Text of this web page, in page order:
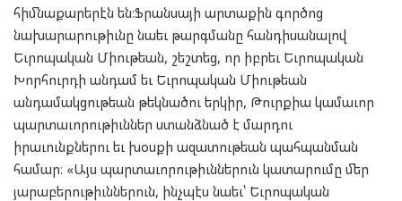
հիմնաքարերէն են։Ֆրանսայի արտաքին գործոց
նախարարութիւնը նաեւ թարգմանը հանդիսանալով
Եւրոպական Միութեան, շեշտեց, որ իբրեւ Եւրոպական
Խորհուրդի անդամ եւ Եւրոպական Միութեան
անդամակցութեան թեկնածու երկիր, Թուրքիա կամաւոր
պարտաւորութիւններ ստանձնած է մարդու
իրաւունքներու եւ խօսքի ազատութեան պահպանման
համար։ «Այս պարտաւորութիւններուն կատարումը մեր
յարաբերութիւններուն, ինչպէս նաեւ՝ Եւրոպական